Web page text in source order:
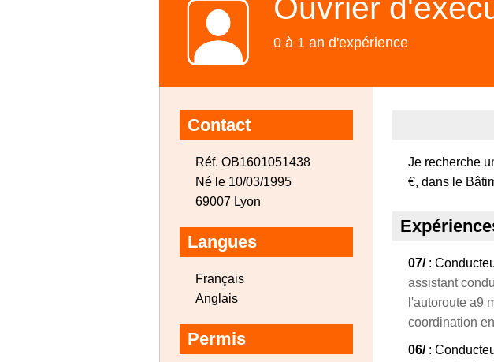
Ouvrier
0 à 1 an d'expérience
Contact
Réf. OB1601051438
Né le 10/03/1995
69007 Lyon
Langues
Français
Anglais
Permis
Je recherche
€, dans le
07/:
assistant
l'autoroute a9
coordination
06/: